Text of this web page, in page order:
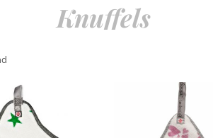
Knuffels